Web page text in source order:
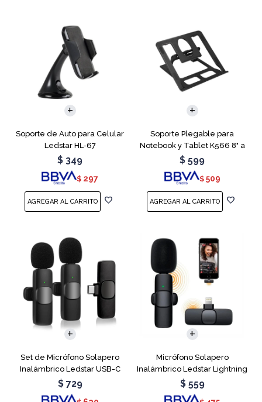
Soporte de Auto para Celular
Ledstar HL-67
$ 349
$ 297
Soporte Plegable para
Notebook y Tablet K566 8" a
15.6"
$ 599
$ 509
Set de Micrófono Solapero
Inalámbrico Ledstar USB-C
$ 729
Micrófono Solapero
Inalámbrico Ledstar Lightning
$ 559